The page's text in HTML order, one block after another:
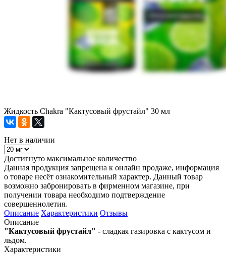
Жидкость Chakra "Кактусовый фрустайл" 30 мл
Нет в наличии
Достигнуто максимальное количество
Данная продукция запрещена к онлайн продаже, информация
о товаре несёт ознакомительный характер. Данный товар
возможно забронировать в фирменном магазине, при
получении товара необходимо подтверждение
совершеннолетия.
Описание Характеристики Отзывы
Описание
"Кактусовый фрустайл" - сладкая газировка с кактусом и
льдом.
Характеристики